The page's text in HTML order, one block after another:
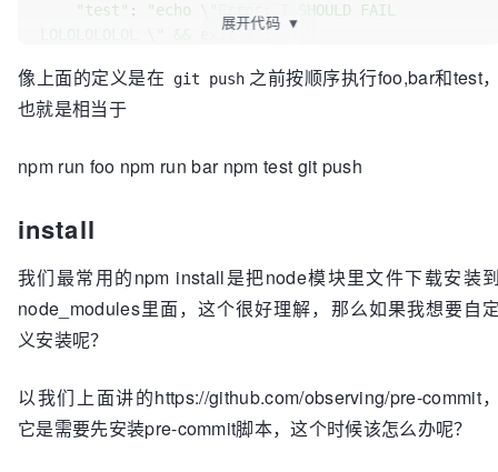
"test" : "echo \"
Error: I SHOULD FAIL
&& exit 1",
"bar": "echo \" bar\" && exit 0"
  },
"foo"
  ]
展开代码 ▼
像上面的定义是在 git push 之前按顺序执行foo,bar和test
也就是相当于
npm run foo npm run bar npm test git push
install
我们最常用的npm install是把node模块里文件下载安装
node_modules里面，这个很好理解，那么如果我想要自
义安装呢？
以我们上面讲的https://github.com/observing/pre-commit
它是需要先安装pre-commit脚本，这个时候该怎么办呢？